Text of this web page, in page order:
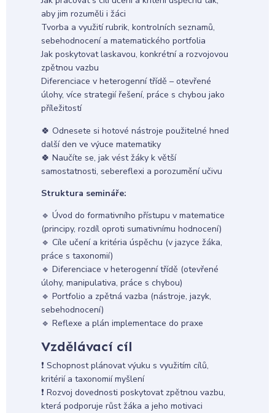
aby jim rozuměli i žáci
Tvorba a využití rubrik, kontrolních seznamů,
sebehodnocení a matematického portfolia
Jak poskytovat laskavou, konkrétní a rozvojovou
zpětnou vazbu
Diferenciace v heterogenní třídě – otevřené
úlohy, více strategií řešení, práce s chybou jako
příležitostí
🍀 Odnesete si hotové nástroje použitelné hned
další den ve výuce matematiky
🍀 Naučíte se, jak vést žáky k větší
samostatnosti, sebereflexi a porozumění učivu
Struktura semináře:
🔹 Úvod do formativního přístupu v matematice
(principy, rozdíl oproti sumativnímu hodnocení)
🔹 Cíle učení a kritéria úspěchu (v jazyce žáka,
práce s taxonomií)
🔹 Diferenciace v heterogenní třídě (otevřené
úlohy, manipulativa, práce s chybou)
🔹 Portfolio a zpětná vazba (nástroje, jazyk,
sebehodnocení)
🔹 Reflexe a plán implementace do praxe
Vzdělávací cíl
❗ Schopnost plánovat výuku s využitím cílů,
kritérií a taxonomií myšlení
❗ Rozvoj dovednosti poskytovat zpětnou vazbu,
která podporuje růst žáka a jeho motivaci